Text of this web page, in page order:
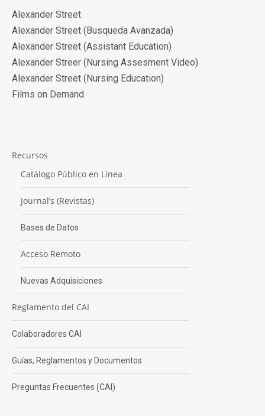
Alexander Street
Alexander Street (Busqueda Avanzada)
Alexander Street (Assistant Education)
Alexander Streer (Nursing Assesment Video)
Alexander Street (Nursing Education)
Films on Demand
Recursos
Catálogo Público en Línea
Journal’s (Revistas)
Bases de Datos
Acceso Remoto
Nuevas Adquisiciones
Reglamento del CAI
Colaboradores CAI
Guías, Reglamentos y Documentos
Preguntas Frecuentes (CAI)